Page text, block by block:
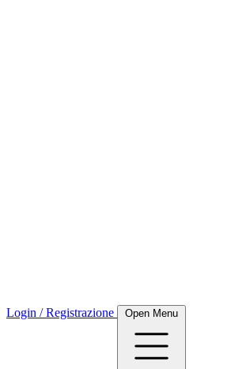
Login / Registrazione Open Menu